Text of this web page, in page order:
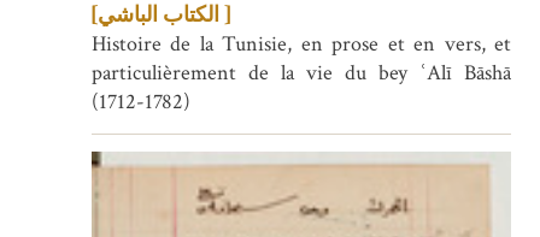
[الكتاب الباشي ]
Histoire de la Tunisie, en prose et en vers, et
particulièrement de la vie du bey ʿAlī Bāshā
(1712-1782)